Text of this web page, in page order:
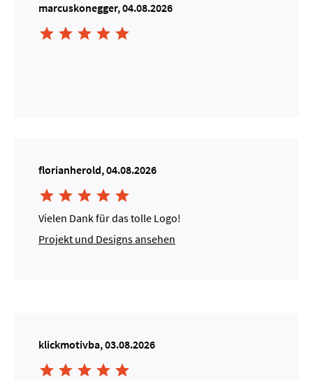
marcuskonegger, 04.08.2026
    
florianherold, 04.08.2026
    
Vielen Dank für das tolle Logo!
Projekt und Designs ansehen
klickmotivba, 03.08.2026
    